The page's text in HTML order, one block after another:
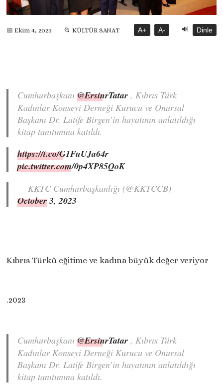
📅 Ekim 4, 2023 📂 KÜLTÜR SANAT A+ A- 🔊 Dinle
Cumhurbaşkanı@ErsinrTatar , Kıbrıs Türk
Kadınlar Konseyi Derneği Kurucu ve Onursal
Başkanı Dr. Latife Birgen’in hayatının anlatıldığı
kitap tanıtımına katıldı.
https://t.co/G1FuUJa64r
pic.twitter.com/0p4XP85QoK
— KKTC Cumhurbaşkanlığı (@KKTCCB)
October 3, 2023
Kıbrıs Türkü eğitime ve kadına büyük değer veriyor
.2023
Cumhurbaşkanı@ErsinrTatar , Kıbrıs Türk
Kadınlar Konseyi Derneği Kurucu ve Onursal
Başkanı Dr. Latife Birgen’in hayatının anlatıldığı
kitap tanıtımına katıldı.